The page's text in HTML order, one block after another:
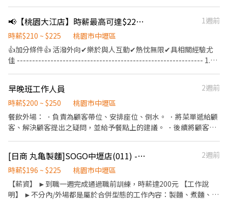
📢【桃園大江店】時薪最高可達$225🍗繼光香香雞門市服務員
1週前
時薪$210 ~ $225
桃園市中壢區
👍加分條件👍 活潑外向✔樂於與人互動✔熱忱無限✔具相關經驗尤
佳 ------------------------------------------------------------- 1.親
--------------------------------------------------------- 地點：桃園
大江店門市 服裝：黑褲、黑鞋 ＊彈性工時排班4-8小時(依門市實際
需求工時遞增減彈性調整~)
早晚班工作人員
2週前
時薪$200 ~ $250
桃園市中壢區
餐飲外場： ．負責為顧客帶位、安排座位、倒水。 ．將菜單遞給顧
客、解決顧客提出之疑問，並給予餐點上的建議。 ．後續將顧客點
負責結帳、收銀等工作。 餐飲內場： ．擔任廚師的助手，處理烹飪
前與烹飪中之準備工作與其他餐廳相關事務。 ．負責洗、剝、削、
切各種食材。 ．負責清理工作環境、設備和餐具。 ．準備不同餐點
所需要的食材。 ．協助測量食材的容量與重量。 ．負責擺盤、打包
[日商 丸亀製麵]SOGO中壢店(011) -長期兼職夥伴/工讀生/彈性排班
2週前
時薪$196 ~ $225
桃園市中壢區
【薪資】 ►到職一週完成通過職前訓練，時薪達200元 【工作說
明】 ►不分內/外場都是屬於合併型態的工作內容：製麵、煮麵、製